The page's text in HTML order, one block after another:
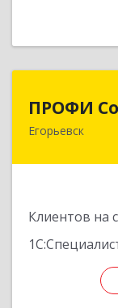
ПРОФИ
Егорьевск
Клиентов на